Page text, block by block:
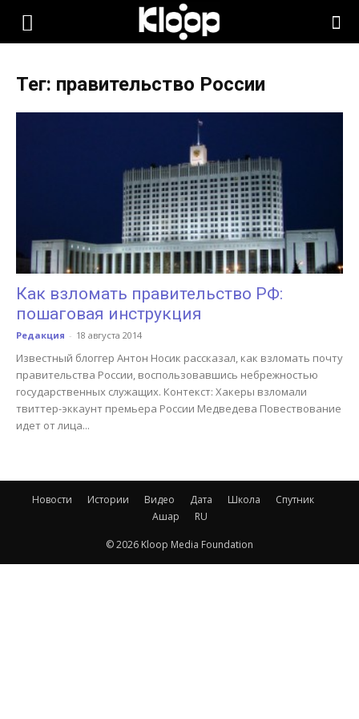
KLOOP.KG
Тег: правительство России
Как взломать правительство РФ:
пошаговая инструкция
Редакция - 18 августа 2014
Известный блоггер Антон Носик рассказал, как взломать почту
правительства России, воспользовавшись небрежностью
государственных служащих. Контекст: Хакеры взломали
твиттер-эккаунт премьера России Медведева Повествование
идет от лица...
Новости Истории Видео Дата Школа
Спутник
Ашар
RU
© 2026 Kloop Media Foundation